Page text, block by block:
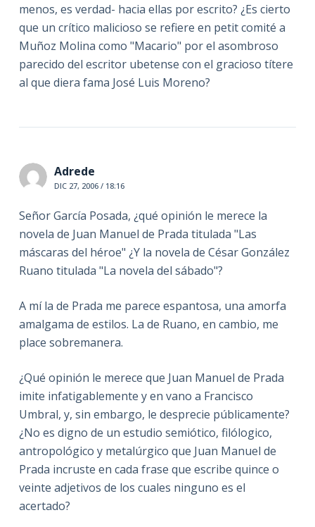
menos, es verdad- hacia ellas por escrito? ¿Es cierto
que un crítico malicioso se refiere en petit comité a
Muñoz Molina como "Macario" por el asombroso
parecido del escritor ubetense con el gracioso títere
al que diera fama José Luis Moreno?
Adrede
DIC 27, 2006 / 18:16
Señor García Posada, ¿qué opinión le merece la
novela de Juan Manuel de Prada titulada "Las
máscaras del héroe" ¿Y la novela de César González
Ruano titulada "La novela del sábado"?
A mí la de Prada me parece espantosa, una amorfa
amalgama de estilos. La de Ruano, en cambio, me
place sobremanera.
¿Qué opinión le merece que Juan Manuel de Prada
imite infatigablemente y en vano a Francisco
Umbral, y, sin embargo, le desprecie públicamente?
¿No es digno de un estudio semiótico, filólogico,
antropológico y metalúrgico que Juan Manuel de
Prada incruste en cada frase que escribe quince o
veinte adjetivos de los cuales ninguno es el
acertado?